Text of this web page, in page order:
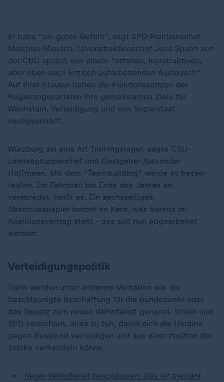
Er habe "ein gutes Gefühl", sagt SPD-Fraktionschef
Matthias Miersch, Unionsfraktionschef Jens Spahn von
der CDU sprach von einem "offenen, konstruktiven,
aber eben auch kritisch aufarbeitenden Austausch":
Auf ihrer Klausur haben die Fraktionsspitzen der
Regierungsparteien ihre gemeinsamen Ziele für
Wachstum, Verteidigung und den Sozialstaat
nachgeschärft.
Würzburg sei eine Art Trainingslager, sagte CSU-
Landesgruppenchef und Gastgeber Alexander
Hoffmann. Mit dem "Teambuilding" werde es besser
laufen. Ein Fahrplan bis Ende des Jahres sei
verabredet, heißt es. Ein sechsseitiges
Abschlusspapier betont im Kern, was bereits im
Koalitionsvertrag steht - das soll nun abgearbeitet
werden:
Verteidigungspolitik
Darin werden unter anderem Vorhaben wie die
beschleunigte Beschaffung für die Bundeswehr oder
das Gesetz zum neuen Wehrdienst genannt. Union und
SPD versichern, alles zu tun, damit sich die Ukraine
gegen Russland verteidigen und aus einer Position der
Stärke verhandeln könne.
Neuer Wehrdienst beschlossen: Das ist geplant